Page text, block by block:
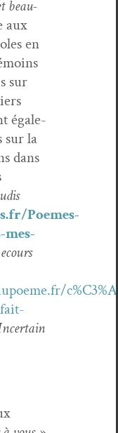
beau­
aux
en
sur
égale­
sur la
dans
Poemes-